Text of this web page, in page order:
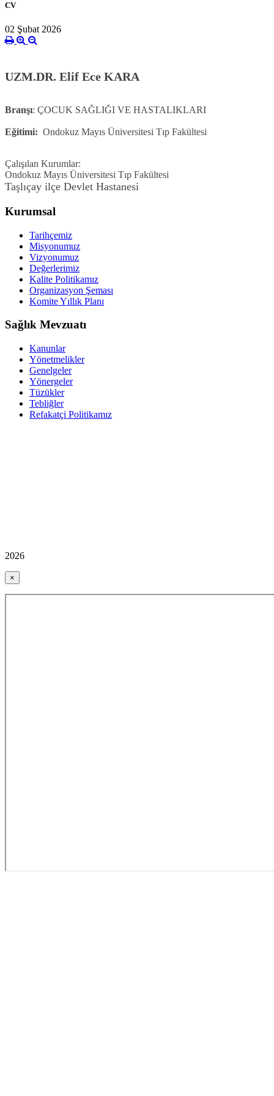
CV
02 Şubat 2026
UZM.DR. Elif Ece KARA
Branşı: ÇOCUK SAĞLIĞI VE HASTALIKLARI
Eğitimi: Ondokuz Mayıs Üniversitesi Tıp Fakültesi
Çalışılan Kurumlar:
Ondokuz Mayıs Üniversitesi Tıp Fakültesi
Taşlıçay ilçe Devlet Hastanesi
Kurumsal
Tarihçemiz
Misyonumuz
Vizyonumuz
Değerlerimiz
Kalite Politikamız
Organizasyon Şeması
Komite Yıllık Planı
Sağlık Mevzuatı
Kanunlar
Yönetmelikler
Genelgeler
Yönergeler
Tüzükler
Tebliğler
Refakatçi Politikamız
2026
×